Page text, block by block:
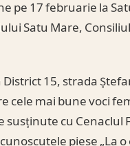
pe 17 februarie la
Satu Mare,
15, strada
cele mai bune voci
cu Cenaclul
piese „La o